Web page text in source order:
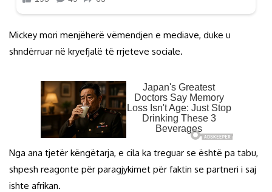
Mickey mori menjëherë vëmendjen e mediave, duke u
shndërruar në kryefjalë të rrjeteve sociale.
Nga ana tjetër këngëtarja, e cila ka treguar se është pa tabu,
shpesh reagonte për paragjykimet për faktin se partneri i saj
ishte afrikan.